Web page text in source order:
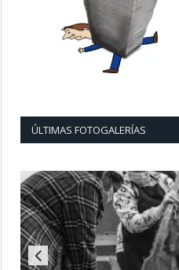
ÚLTIMAS FOTOGALERÍAS